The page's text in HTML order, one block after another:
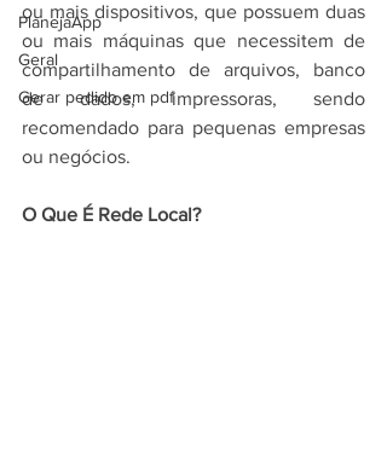
PlanejaApp
Geral
Gerar pedido em pdf
ou mais dispositivos, que possuem duas
ou mais máquinas que necessitem de
compartilhamento de arquivos, banco
de dados, impressoras, sendo
recomendado para pequenas empresas
ou negócios.
O Que É Rede Local?